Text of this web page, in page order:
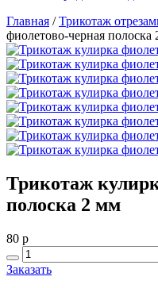
Главная /Трикотаж
фиолетово-черная полоска
Трикотаж
полоска 2 мм
80 p
Заказать